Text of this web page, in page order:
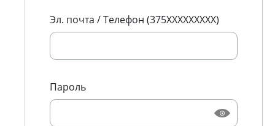
Эл. почта / Телефон (375XXXXXXXXX)
Пароль